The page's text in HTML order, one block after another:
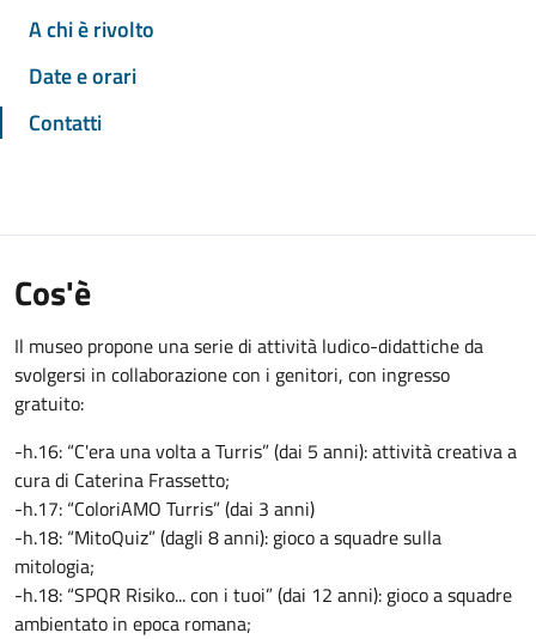
A chi è rivolto
Date e orari
Contatti
Cos'è
Il museo propone una serie di attività ludico-didattiche da
svolgersi in collaborazione con i genitori, con ingresso
gratuito:
-h.16: “C'era una volta a Turris” (dai 5 anni): attività creativa a
cura di Caterina Frassetto;
-h.17: “ColoriAMO Turris” (dai 3 anni)
-h.18: “MitoQuiz” (dagli 8 anni): gioco a squadre sulla
mitologia;
-h.18: “SPQR Risiko... con i tuoi” (dai 12 anni): gioco a squadre
ambientato in epoca romana;